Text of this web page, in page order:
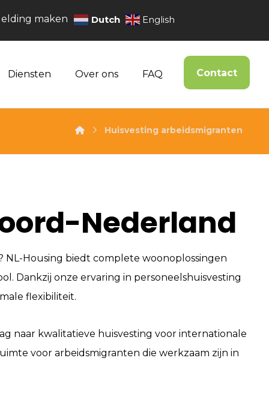
Dutch English
maken
Contact
Diensten Over ons FAQ
Huisvesting arbeidsmigranten
Nederland
NL-Housing biedt complete woonoplossingen
Dankzij onze ervaring in personeelshuisvesting
flexibiliteit.
naar kwalitatieve huisvesting voor internationale
voor arbeidsmigranten die werkzaam zijn in